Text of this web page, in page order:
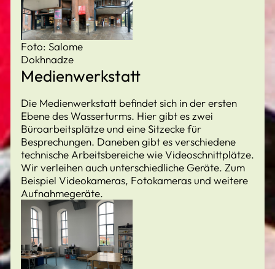
Foto: Salome
Dokhnadze
Medienwerkstatt
Die Medienwerkstatt befindet sich in der ersten
Ebene des Wasserturms. Hier gibt es zwei
Büroarbeitsplätze und eine Sitzecke für
Besprechungen. Daneben gibt es verschiedene
technische Arbeitsbereiche wie Videoschnittplätze.
Wir verleihen auch unterschiedliche Geräte. Zum
Beispiel Videokameras, Fotokameras und weitere
Aufnahmegeräte.